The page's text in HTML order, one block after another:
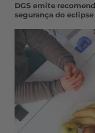
DGS emite
segurança do